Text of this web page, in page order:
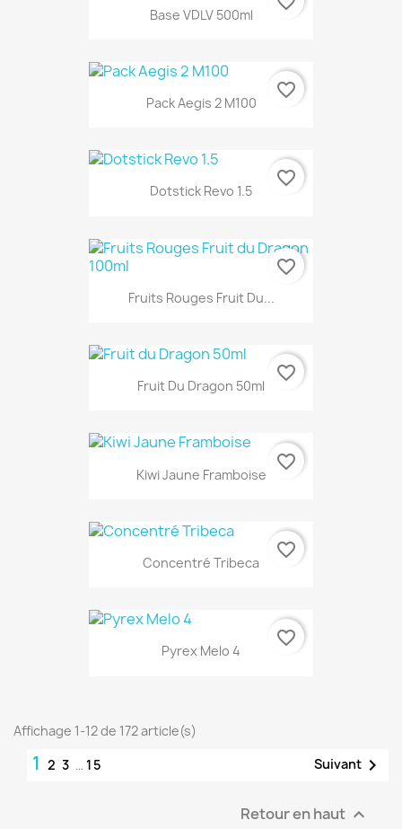
Base VDLV 500ml
Pack Aegis 2 M100
favorite_border
Dotstick Revo 1.5
favorite_border
Fruits Rouges Fruit Du...
favorite_border
Fruit Du Dragon 50ml
favorite_border
Kiwi Jaune Framboise
favorite_border
Concentré Tribeca
favorite_border
Pyrex Melo 4
favorite_border
Affichage 1-12 de 172 article(s)
1 2 3 … 15 Suivant 
Retour en haut 